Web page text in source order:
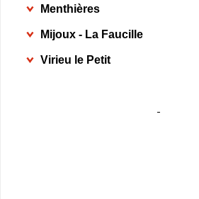
Menthières
Mijoux - La Faucille
Virieu le Petit